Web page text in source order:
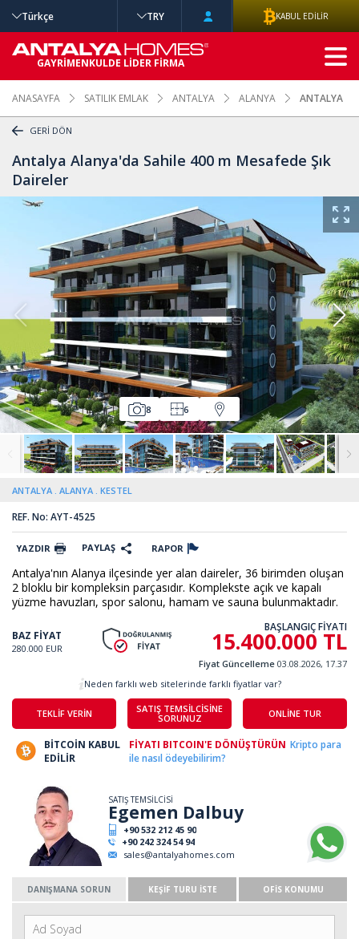
ANASAYFA SATILIK EMLAK ANTALYA ALANYA ANTALYA
GERİ DÖN
Antalya Alanya'da Sahile 400 m Mesafede Şık
Daireler
8 6
ANTALYA ALANYA KESTEL
REF. No: AYT-4525
YAZDIR PAYLAŞ RAPOR
Antalya'nın Alanya ilçesinde yer alan daireler, 36 birimden oluşan
2 bloklu bir kompleksin parçasıdır. Komplekste açık ve kapalı
yüzme havuzları, spor salonu, hamam ve sauna bulunmaktadır.
BAZ FİYAT
280.000 EUR
BAŞLANGIÇ FİYATI
15.400.000 TL
Fiyat Güncelleme 03.08.2026, 17.37
TEKLİF VERİN
SATIŞ TEMSİLCİSİNE
SORUNUZ
ONLİNE TUR
Neden farklı web sitelerinde farklı fiyatlar var?
BİTCOİN KABUL
EDİLİR
FİYATI BITCOIN'E DÖNÜŞTÜRÜN Kripto para
ile nasıl ödeyebilirim?
SATIŞ TEMSİLCİSİ
Egemen Dalbuy
+90 532 212 45 90
+90 242 324 54 94
sales@antalyahomes.com
DANIŞMANA SORUN KEŞİF TURU İSTE OFİS KONUMU
Türkçe TRY KABUL EDİLİR
GAYRİMENKULDE LİDER FİRMA
GELİŞMİŞ
ARAMA